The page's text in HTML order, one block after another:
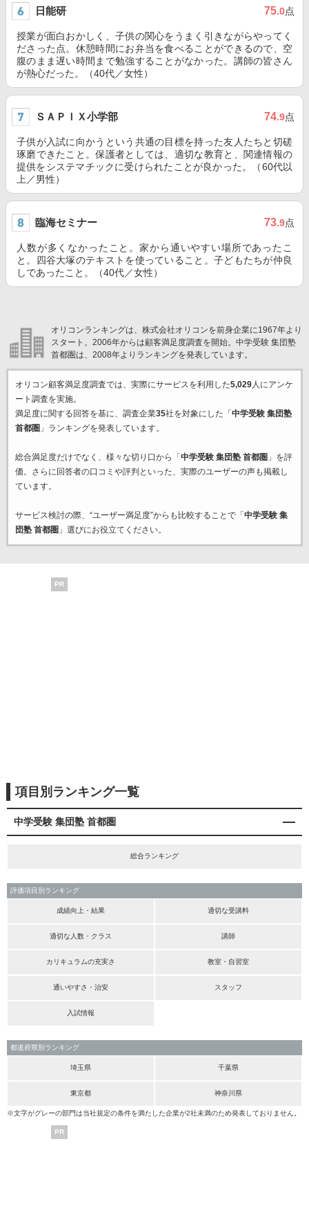
日能研 75.0点
授業が面白おかしく、子供の関心をうまく引きながらやってく
ださった点。休憩時間にお弁当を食べることができるので、空
腹のまま遅い時間まで勉強することがなかった。講師の皆さん
が熱心だった。（40代／女性）
ＳＡＰＩＸ小学部 74.9点
子供が入試に向かうという共通の目標を持った友人たちと切磋
琢磨できたこと。保護者としては、適切な教育と、関連情報の
提供をシステマチックに受けられたことが良かった。（60代以
上／男性）
臨海セミナー 73.9点
人数が多くなかったこと。家から通いやすい場所であったこ
と。四谷大塚のテキストを使っていること。子どもたちが仲良
しであったこと。（40代／女性）
オリコンランキングは、株式会社オリコンを前身企業に1967年より
スタート。2006年からは顧客満足度調査を開始。中学受験 集団塾
首都圏は、2008年よりランキングを発表しています。
オリコン顧客満足度調査では、実際にサービスを利用した5,029人にアンケ
ート調査を実施。
満足度に関する回答を基に、調査企業35社を対象にした「 中学受験 集団塾
首都圏 」ランキングを発表しています。
総合満足度だけでなく、様々な切り口から「 中学受験 集団塾 首都圏 」を評
価。さらに回答者の口コミや評判といった、実際のユーザーの声も掲載し
ています。
サービス検討の際、“ユーザー満足度”からも比較することで「 中学受験 集
団塾 首都圏 」選びにお役立てください。
PR
項目別ランキング一覧
中学受験 集団塾 首都圏
総合ランキング
評価項目別ランキング
成績向上・結果 適切な受講料
適切な人数・クラス 講師
カリキュラムの充実さ 教室・自習室
通いやすさ・治安 スタッフ
入試情報
都道府県別ランキング
埼玉県 千葉県
東京都 神奈川県
※文字がグレーの部門は当社規定の条件を満たした企業が2社未満のため発表しておりません。
PR